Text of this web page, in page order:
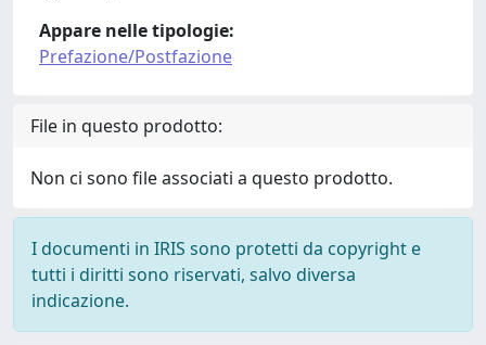
Appare nelle tipologie:
Prefazione/Postfazione
File in questo prodotto:
Non ci sono file associati a questo prodotto.
I documenti in IRIS sono protetti da copyright e
tutti i diritti sono riservati, salvo diversa
indicazione.